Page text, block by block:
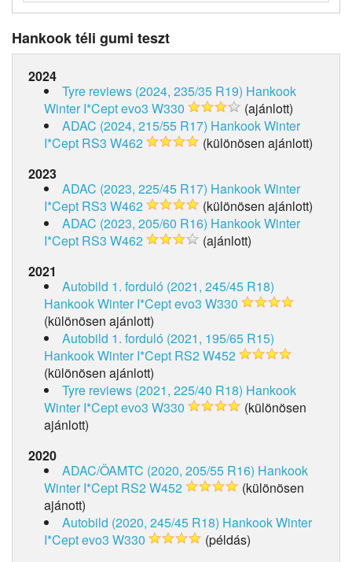
Hankook téli gumi teszt
2024
Tyre reviews (2024, 235/35 R19) Hankook
Winter I*Cept evo3 W330
(ajánlott)
ADAC (2024, 215/55 R17) Hankook Winter
I*Cept RS3 W462
(különösen ajánlott)
2023
ADAC (2023, 225/45 R17) Hankook Winter
I*Cept RS3 W462
(különösen ajánlott)
ADAC (2023, 205/60 R16) Hankook Winter
I*Cept RS3 W462
(ajánlott)
2021
Autobild 1. forduló (2021, 245/45 R18)
Hankook Winter I*Cept evo3 W330
(különösen ajánlott)
Autobild 1. forduló (2021, 195/65 R15)
Hankook Winter I*Cept RS2 W452
(különösen ajánlott)
Tyre reviews (2021, 225/40 R18) Hankook
Winter I*Cept evo3 W330
(különösen
ajánlott)
2020
ADAC/ÖAMTC (2020, 205/55 R16) Hankook
Winter I*Cept RS2 W452
(különösen
ajánott)
Autobild (2020, 245/45 R18) Hankook Winter
I*Cept evo3 W330
(példás)